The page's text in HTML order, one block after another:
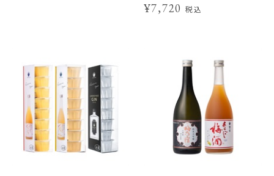
¥7,720 税込